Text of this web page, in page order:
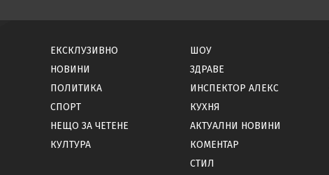
ЕКСКЛУЗИВНО
НОВИНИ
ПОЛИТИКА
СПОРТ
НЕЩО ЗА ЧЕТЕНЕ
КУЛТУРА
ШОУ
ЗДРАВЕ
ИНСПЕКТОР АЛЕКС
КУХНЯ
АКТУАЛНИ НОВИНИ
КОМЕНТАР
СТИЛ